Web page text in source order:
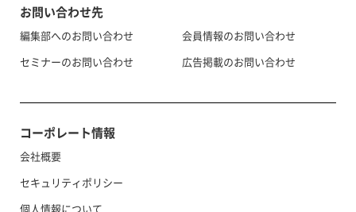
お問い合わせ先
編集部へのお問い合わせ
セミナーのお問い合わせ
会員情報のお問い合わせ
広告掲載のお問い合わせ
コーポレート情報
会社概要
セキュリティポリシー
個人情報について